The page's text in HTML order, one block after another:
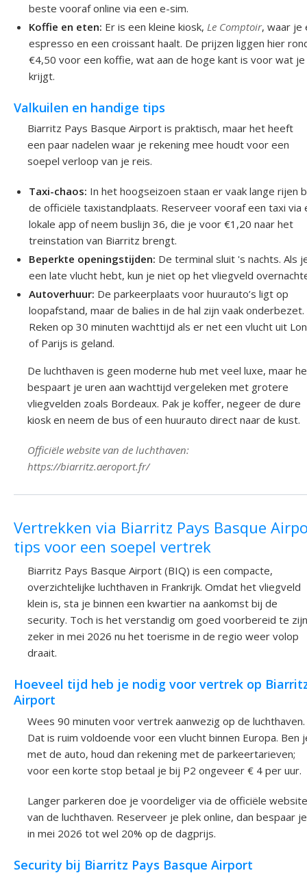
beste vooraf online via een e-sim.
Koffie en eten: Er is een kleine kiosk, Le Comptoir, waar je
espresso en een croissant haalt. De prijzen liggen hier
€4,50 voor een koffie, wat aan de hoge kant is voor wat je
krijgt.
Valkuilen en handige tips
Biarritz Pays Basque Airport is praktisch, maar het heeft
een paar nadelen waar je rekening mee houdt voor een
soepel verloop van je reis.
Taxi-chaos: In het hoogseizoen staan er vaak lange rijen
de officiële taxistandplaats. Reserveer vooraf een taxi via
lokale app of neem buslijn 36, die je voor €1,20 naar het
treinstation van Biarritz brengt.
Beperkte openingstijden: De terminal sluit 's nachts. Als
een late vlucht hebt, kun je niet op het vliegveld
Autoverhuur: De parkeerplaats voor huurauto’s ligt op
loopafstand, maar de balies in de hal zijn vaak onderbezet.
Reken op 30 minuten wachttijd als er net een vlucht uit
of Parijs is geland.
De luchthaven is geen moderne hub met veel luxe, maar
bespaart je uren aan wachttijd vergeleken met grotere
vliegvelden zoals Bordeaux. Pak je koffer, negeer de dure
kiosk en neem de bus of een huurauto direct naar de kust.
Officiële website van de luchthaven:
https://biarritz.aeroport.fr/
Vertrekken via Biarritz Pays Basque
tips voor een soepel vertrek
Biarritz Pays Basque Airport (BIQ) is een compacte,
overzichtelijke luchthaven in Frankrijk. Omdat het vliegveld
klein is, sta je binnen een kwartier na aankomst bij de
security. Toch is het verstandig om goed voorbereid te
zeker in mei 2026 nu het toerisme in de regio weer volop
draait.
Hoeveel tijd heb je nodig voor vertrek op
Airport
Wees 90 minuten voor vertrek aanwezig op de luchthaven.
Dat is ruim voldoende voor een vlucht binnen Europa. Ben
met de auto, houd dan rekening met de parkeertarieven;
voor een korte stop betaal je bij P2 ongeveer € 4 per uur.
Langer parkeren doe je voordeliger via de officiële website
van de luchthaven. Reserveer je plek online, dan bespaar je
in mei 2026 tot wel 20% op de dagprijs.
Security bij Biarritz Pays Basque Airport